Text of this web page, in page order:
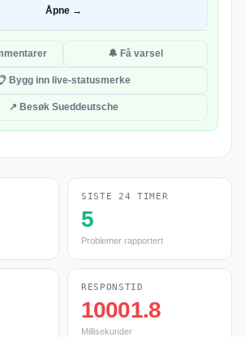
Åpne →
🔔 Få varsel
Bygg inn live-statusmerke
↗ Besøk Sueddeutsche
SISTE 24 TIMER
5
Problemer rapportert
RESPONSTID
10001.8
Millisekunder